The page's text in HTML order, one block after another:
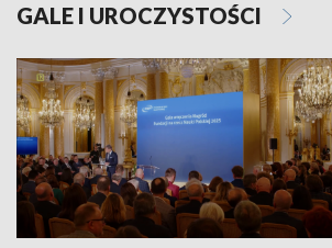
GALE I UROCZYSTOŚCI